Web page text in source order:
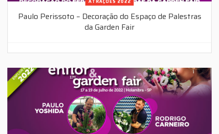
Paulo Perissoto – Decoração do Espaço de Palestras
da Garden Fair